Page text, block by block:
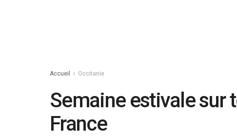
Accueil Occitanie
Semaine estivale sur
France